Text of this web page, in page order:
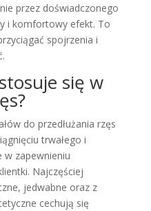
przez doświadczonego
i komfortowy efekt. To
spojrzenia i
się w
do przedłużania rzęs
trwałego i
w zapewnieniu
Najczęściej
jedwabne oraz z
cechują się